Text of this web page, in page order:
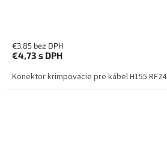
€3,85 bez DPH
€4,73 s DPH
Konektor krimpovacie pre kábel H155